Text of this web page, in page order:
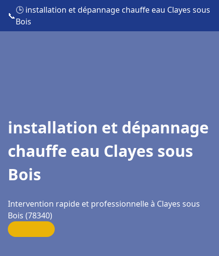
📞
🕒 installation et dépannage chauffe eau Clayes sous
Bois
installation et dépannage
chauffe eau Clayes sous
Bois
Intervention rapide et professionnelle à Clayes sous
Bois (78340)